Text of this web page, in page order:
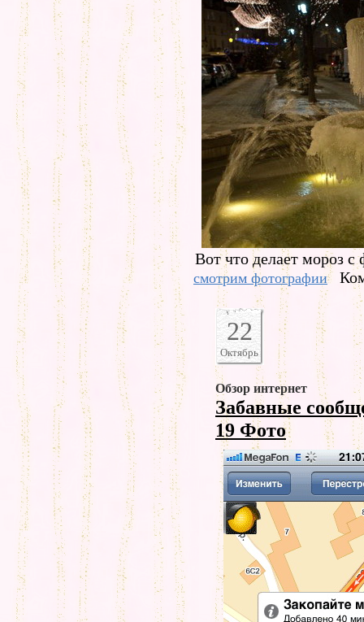
Вот что делает мороз
смотрим фотографии
22
Октябрь
Обзор интернет
Забавные
19 Фото